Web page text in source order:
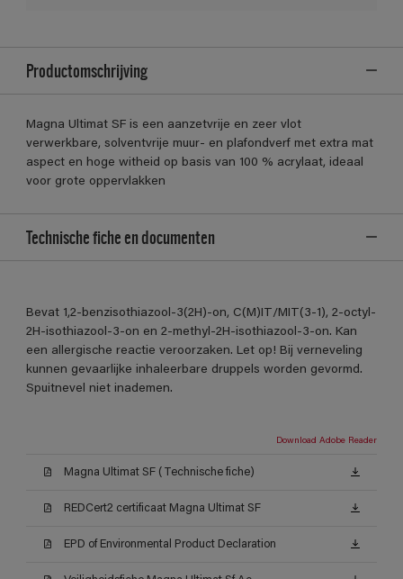
Productomschrijving
Magna Ultimat SF is een aanzetvrije en zeer vlot
verwerkbare, solventvrije muur- en plafondverf met extra mat
aspect en hoge witheid op basis van 100 % acrylaat, ideaal
voor grote oppervlakken
Technische fiche en documenten
Bevat 1,2-benzisothiazool-3(2H)-on, C(M)IT/MIT(3-1), 2-octyl-
2H-isothiazool-3-on en 2-methyl-2H-isothiazool-3-on. Kan
een allergische reactie veroorzaken. Let op! Bij verneveling
kunnen gevaarlijke inhaleerbare druppels worden gevormd.
Spuitnevel niet inademen.
Download Adobe Reader
Magna Ultimat SF (Technische fiche)
REDCert2 certificaat Magna Ultimat SF
EPD of Environmental Product Declaration